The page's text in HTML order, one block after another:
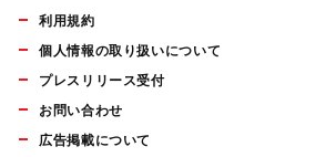
利用規約
個人情報の取り扱いについて
プレスリリース受付
お問い合わせ
広告掲載について